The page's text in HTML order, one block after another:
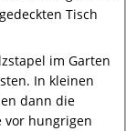
Tisch
im Garten
In kleinen
dann die
vor hungrigen